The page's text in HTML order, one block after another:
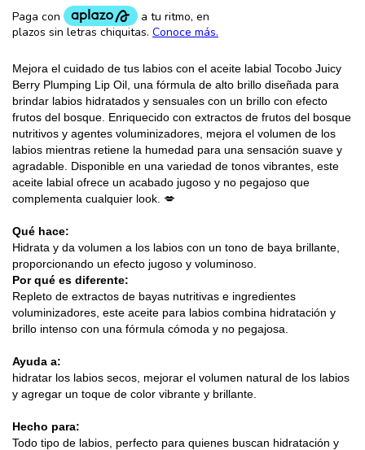
Mejora el cuidado de tus labios con el aceite labial Tocobo Juicy
Berry Plumping Lip Oil, una fórmula de alto brillo diseñada para
brindar labios hidratados y sensuales con un brillo con efecto
frutos del bosque. Enriquecido con extractos de frutos del bosque
nutritivos y agentes voluminizadores, mejora el volumen de los
labios mientras retiene la humedad para una sensación suave y
agradable. Disponible en una variedad de tonos vibrantes, este
aceite labial ofrece un acabado jugoso y no pegajoso que
complementa cualquier look. 💋
Qué hace:
Hidrata y da volumen a los labios con un tono de baya brillante,
proporcionando un efecto jugoso y voluminoso.
Por qué es diferente:
Repleto de extractos de bayas nutritivas e ingredientes
voluminizadores, este aceite para labios combina hidratación y
brillo intenso con una fórmula cómoda y no pegajosa.
Ayuda a:
hidratar los labios secos, mejorar el volumen natural de los labios
y agregar un toque de color vibrante y brillante.
Hecho para:
Todo tipo de labios, perfecto para quienes buscan hidratación y